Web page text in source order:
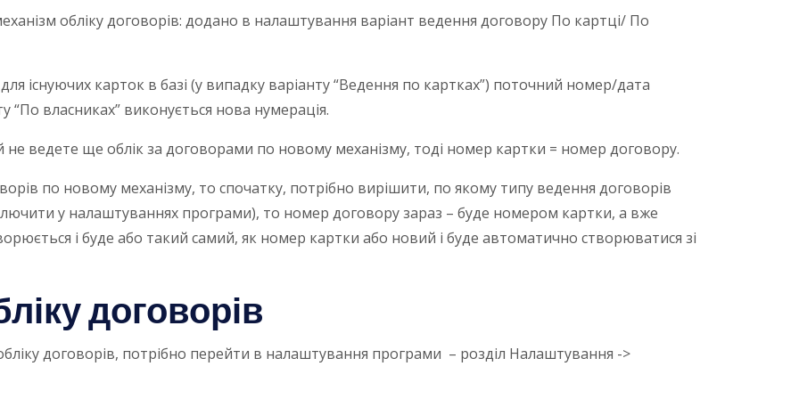
обліку договорів: додано в налаштування варіант ведення договору По картці/ По
існуючих карток в базі (у випадку варіанту “Ведення по картках”) поточний номер/дата
“По власниках” виконується нова нумерація.
ведете ще облік за договорами по новому механізму, тоді номер картки = номер договору.
по новому механізму, то спочатку, потрібно вирішити, по якому типу ведення договорів
у налаштуваннях програми), то номер договору зараз – буде номером картки, а вже
і буде або такий самий, як номер картки або новий і буде автоматично створюватися зі
договорів
договорів, потрібно перейти в налаштування програми – розділ Налаштування ->